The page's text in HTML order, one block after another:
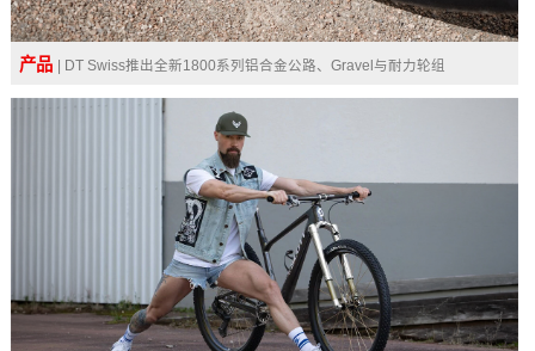
产品 | DT Swiss推出全新1800系列铝合金公路、Gravel与耐力轮组